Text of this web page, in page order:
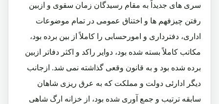
سری های جدیداً به مقام رسیدگان زمان سقوی و ازبین
رفتن چیزفهم ها و اختناق عمومی در تمام موضوعات
اداری، دفترداری و امورحسابی را کاملاً از بین برده بود،
مکاتب کاملاً بسته شده بود، دوایر راکد و اکثر دفاتر ازبین
برده شده بود و به قانون وقعی گذاشته نمی شد. ازجانب
دیگر ادارئی دولت و مملکت که به عرق ریزی شاهان
سابقه ترتیب و جمع آوری شده بود، از خزانه ارگ شاهی